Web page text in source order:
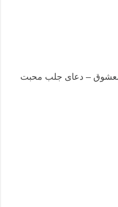
– دعای جلب محبت